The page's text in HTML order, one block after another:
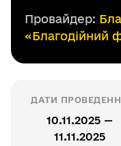
Провайдер:
«Благодійний
ДАТИ
10.11.2025 —
11.11.2025